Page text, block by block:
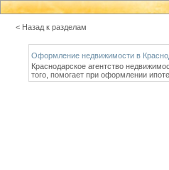
< Назад к разделам
Оформление недвижимости в
Краснодарское агентство
того, помогает при оформлении